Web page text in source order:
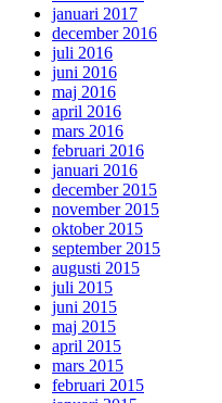
januari 2017
december 2016
juli 2016
juni 2016
maj 2016
april 2016
mars 2016
februari 2016
januari 2016
december 2015
november 2015
oktober 2015
september 2015
augusti 2015
juli 2015
juni 2015
maj 2015
april 2015
mars 2015
februari 2015